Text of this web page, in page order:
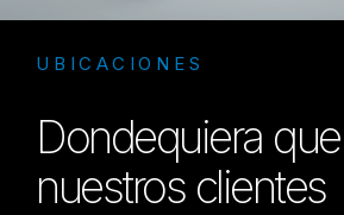
UBICACIONES
Dondequiera
nuestros clientes